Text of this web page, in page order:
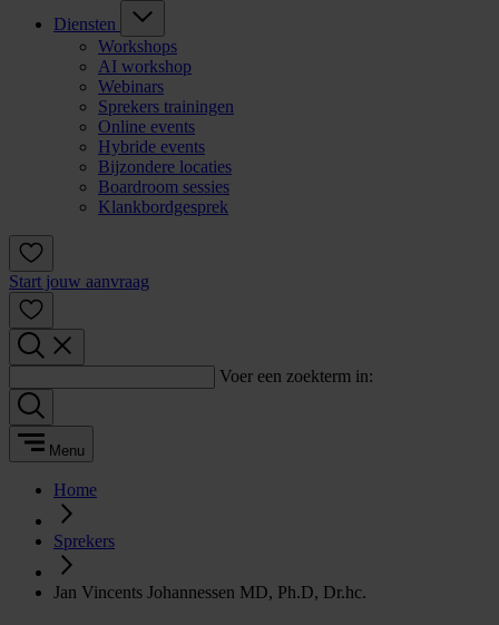
Diensten
Workshops
AI workshop
Webinars
Sprekers trainingen
Online events
Hybride events
Bijzondere locaties
Boardroom sessies
Klankbordgesprek
Start jouw aanvraag
Voer een zoekterm in:
Menu
Home
Sprekers
Jan Vincents Johannessen MD, Ph.D, Dr.hc.